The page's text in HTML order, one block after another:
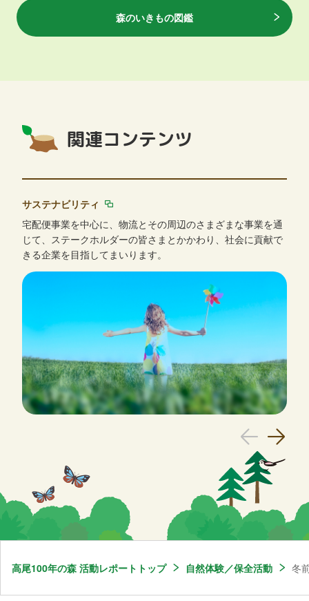
森のいきもの図鑑
関連コンテンツ
サステナビリティ
宅配便事業を中心に、物流とその周辺のさまざまな事業を通
じて、ステークホルダーの皆さまとかかわり、社会に貢献で
きる企業を目指してまいります。
高尾100年の森 活動レポートトップ 自然体験／保全活動 冬